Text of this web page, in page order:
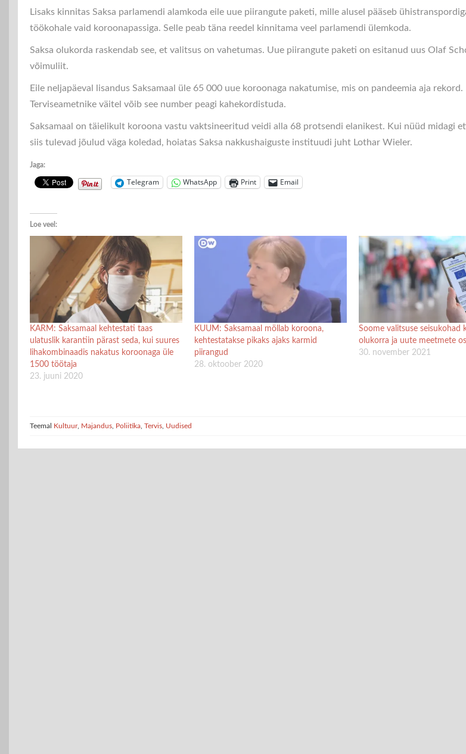
Lisaks kinnitas Saksa parlamendi alamkoda eile uue piirangute paketi, mille alusel pääseb
töökohale vaid koroonapassiga. Selle peab täna reedel kinnitama veel parlamendi ülemkoda.
Saksa olukorda raskendab see, et valitsus on vahetumas. Uue piirangute paketi on esitanud uus Olaf
võimuliit.
Eile neljapäeval lisandus Saksamaal üle 65 000 uue koroonaga nakatumise, mis on pandeemia aja rekord.
Terviseametnike väitel võib see number peagi kahekordistuda.
Saksamaal on täielikult koroona vastu vaktsineeritud veidi alla 68 protsendi elanikest. Kui nüüd midagi
siis tulevad jõulud väga koledad, hoiatas Saksa nakkushaiguste instituudi juht Lothar Wieler.
Jaga:
Telegram WhatsApp Print Email
Loe veel:
KARM: Saksamaal kehtestati taas
ulatuslik karantiin pärast seda, kui suures
lihakombinaadis nakatus koroonaga üle
1500 töötaja
23. juuni 2020
KUUM: Saksamaal möllab koroona,
kehtestatakse pikaks ajaks karmid
piirangud
28. oktoober 2020
Soome valitsuse seisukohad
olukorra ja uute meetmete
30. november 2021
Teemal Kultuur, Majandus Poliitika Tervis Uudised